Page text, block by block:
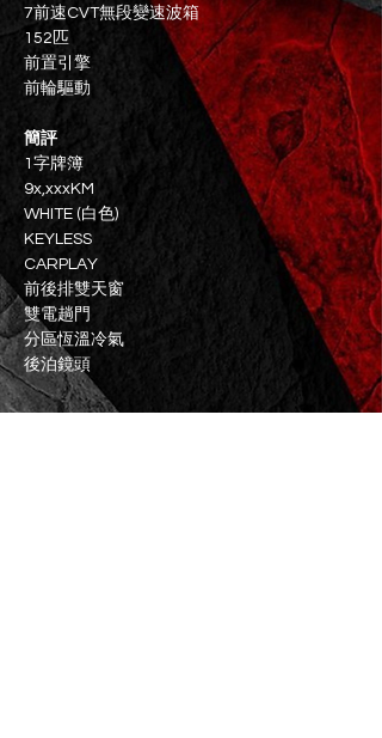
7前速CVT無段變速波箱
152匹
前置引擎
前輪驅動
簡評
1字牌簿
9x,xxxKM
WHITE (白色)
KEYLESS
CARPLAY
前後排雙天窗
雙電趟門
分區恆溫冷氣
後泊鏡頭